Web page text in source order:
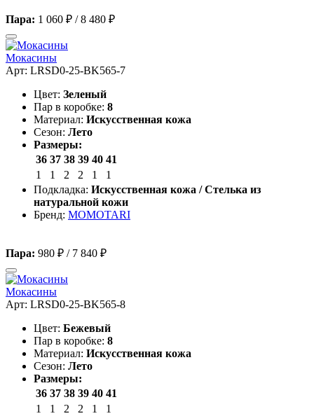
Пара: 1 060 ₽ /8 480 ₽
Мокасины
Арт: LRSD0-25-BK565-7
Цвет: Зеленый
Пар в коробке: 8
Материал: Искусственная кожа
Сезон: Лето
Размеры:
36 37 38 39 40 41
1
1 2 2 1
1
Подкладка: Искусственная кожа / Стелька из
натуральной кожи
Бренд: MOMOTARI
Пара: 980 ₽ / 7 840 ₽
Мокасины
Арт: LRSD0-25-BK565-8
Цвет: Бежевый
Пар в коробке: 8
Материал: Искусственная кожа
Сезон: Лето
Размеры:
36 37 38 39 40 41
1
1 2 2 1
1